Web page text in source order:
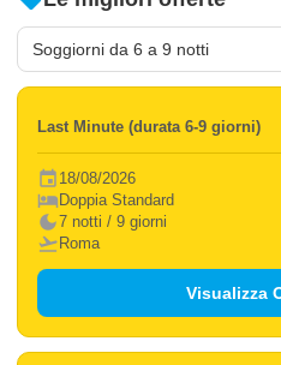
Last Minute (durata 6-9 giorni)
event 18/08/2026
hotelDoppia Standard
dark_mode7 notti / 9 giorni
flight_takeoff Roma
Visualizza